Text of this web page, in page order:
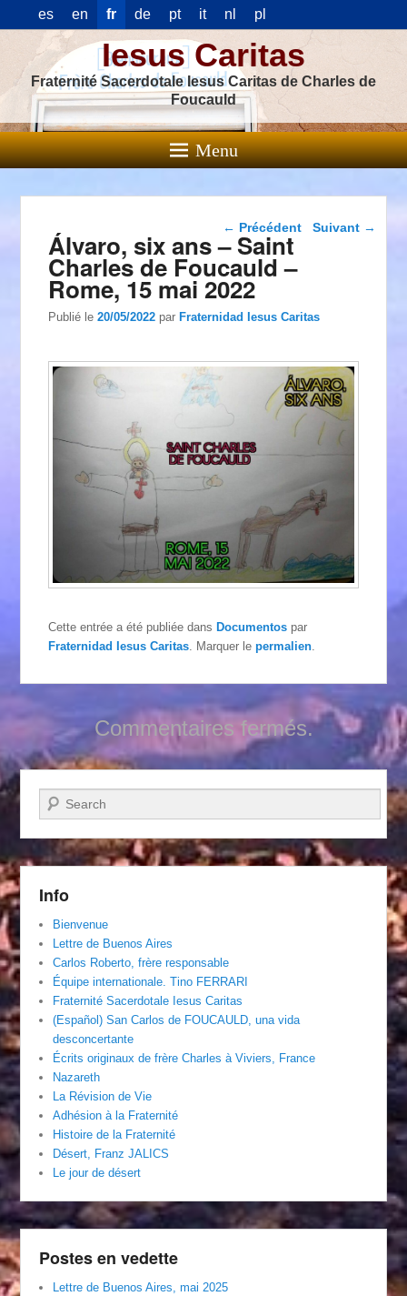
es en fr de pt it nl pl
Iesus Caritas
Fraternité Sacerdotale Iesus Caritas de Charles de
Foucauld
Menu
Navigation dans les
← Précédent Suivant →
Álvaro, six ans – Saint
Charles de Foucauld –
Rome, 15 mai 2022
Publié le20/05/2022 parFraternidad Iesus Caritas
Cette entrée a été publiée dans Documentos par
Fraternidad Iesus Caritas. Marquer lepermalien.
Commentaires fermés.
Recherche
Info
Bienvenue
Lettre de Buenos Aires
Carlos Roberto, frère responsable
Équipe internationale. Tino FERRARI
Fraternité Sacerdotale Iesus Caritas
(Español) San Carlos de FOUCAULD, una vida
desconcertante
Écrits originaux de frère Charles à Viviers, France
Nazareth
La Révision de Vie
Adhésion à la Fraternité
Histoire de la Fraternité
Désert, Franz JALICS
Le jour de désert
Postes en vedette
Lettre de Buenos Aires, mai 2025